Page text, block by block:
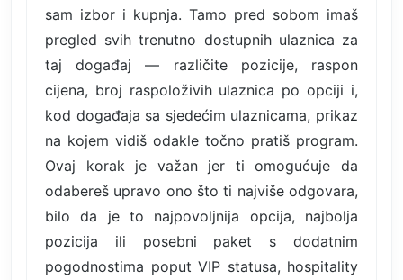
sam izbor i kupnja. Tamo pred sobom imaš
pregled svih trenutno dostupnih ulaznica za
taj događaj — različite pozicije, raspon
cijena, broj raspoloživih ulaznica po opciji i,
kod događaja sa sjedećim ulaznicama, prikaz
na kojem vidiš odakle točno pratiš program.
Ovaj korak je važan jer ti omogućuje da
odabereš upravo ono što ti najviše odgovara,
bilo da je to najpovoljnija opcija, najbolja
pozicija ili posebni paket s dodatnim
pogodnostima poput VIP statusa, hospitality